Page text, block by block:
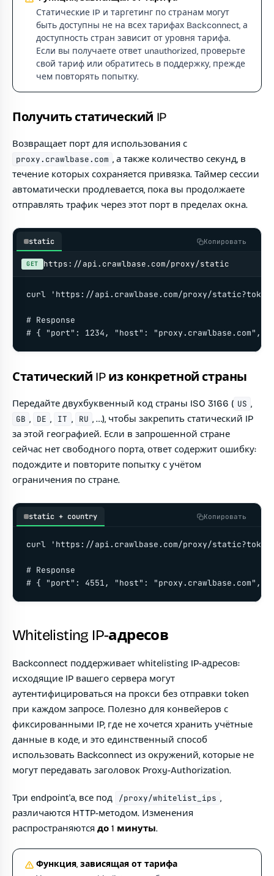
Статические IP и таргетинг по странам могут
быть доступны не на всех тарифах Backconnect, а
доступность стран зависит от уровня тарифа.
Если вы получаете ответ unauthorized, проверьте
свой тариф или обратитесь в поддержку, прежде
чем повторять попытку.
Получить статический IP
Возвращает порт для использования с
proxy.crawlbase.com , а также количество секунд, в
течение которых сохраняется привязка. Таймер сессии
автоматически продлевается, пока вы продолжаете
отправлять трафик через этот порт в пределах окна.
static Копировать
GET https://api.crawlbase.com/proxy/static
curl 'https://api.crawlbase.com/proxy/
# Response
# { "port": 1234, "host": "proxy.crawlbase.com",
Статический IP из конкретной страны
Передайте двухбуквенный код страны ISO 3166 ( US ,
GB , DE , IT , RU , …), чтобы закрепить статический IP
за этой географией. Если в запрошенной стране
сейчас нет свободного порта, ответ содержит ошибку:
подождите и повторите попытку с учётом
ограничения по стране.
static + country Копировать
curl 'https://api.crawlbase.com/proxy/
# Response
# { "port": 4551, "host": "proxy.crawlbase.com",
Whitelisting IP-адресов
Backconnect поддерживает whitelisting IP-адресов:
исходящие IP вашего сервера могут
аутентифицироваться на прокси без отправки token
при каждом запросе. Полезно для конвейеров с
фиксированными IP, где не хочется хранить учётные
данные в коде, и это единственный способ
использовать Backconnect из окружений, которые не
могут передавать заголовок Proxy-Authorization.
Три endpoint'а, все под /proxy/whitelist_ips ,
различаются HTTP-методом. Изменения
распространяются до 1 минуты.
Функция, зависящая от тарифа